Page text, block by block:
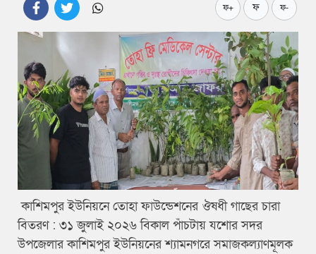
ফ+ ফ ফ-
কাশিমপুর ইউনিয়নে তোহা ফাউন্ডেশনের ঔষধী গাছের চারা
বিতরণ : ৩১ জুলাই ২০২৬ বিকাল পাঁচটায় যশোর সদর
উপজেলার কাশিমপুর ইউনিয়নের শ্যামনগরে সমাজকল্যাণমূলক